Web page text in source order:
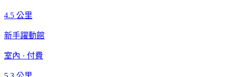
4.5 公里
新手躍動館
室內 · 付費